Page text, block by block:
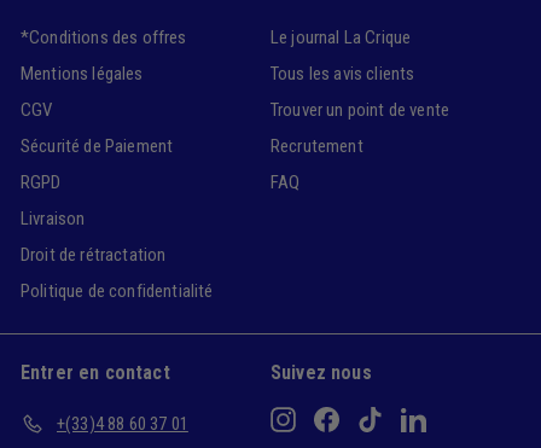
*Conditions des offres
Mentions légales
CGV
Sécurité de Paiement
RGPD
Livraison
Droit de rétractation
Politique de confidentialité
Le journal La Crique
Tous les avis clients
Trouver un point de vente
Recrutement
FAQ
Entrer en contact
+(33)4 88 60 37 01
Suivez nous
InstagramFacebookTikTokLinkedIn